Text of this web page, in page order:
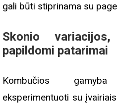
gali būti stiprinama su
Skonio
papildomi patarimai
Kombučios
eksperimentuoti su